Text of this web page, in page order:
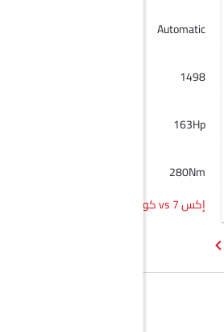
Automatic
1498
163Hp
280Nm
إكس 7 vs كوراندو